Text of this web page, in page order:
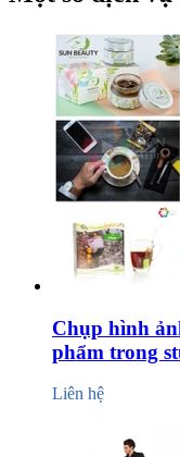
Chụp hình
phẩm trong
Liên hệ